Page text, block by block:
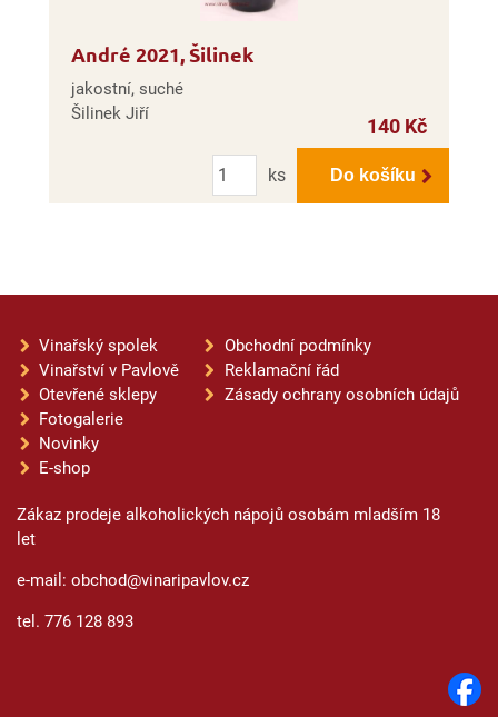
André 2021, Šilinek
jakostní, suché
Šilinek Jiří
140 Kč
Počet
ks
Do košíku
Vinařský spolek
Vinařství v Pavlově
Otevřené sklepy
Fotogalerie
Novinky
E-shop
Obchodní podmínky
Reklamační řád
Zásady ochrany osobních údajů
Zákaz prodeje alkoholických nápojů osobám mladším 18
let
e-mail: obchod@vinaripavlov.cz
tel. 776 128 893